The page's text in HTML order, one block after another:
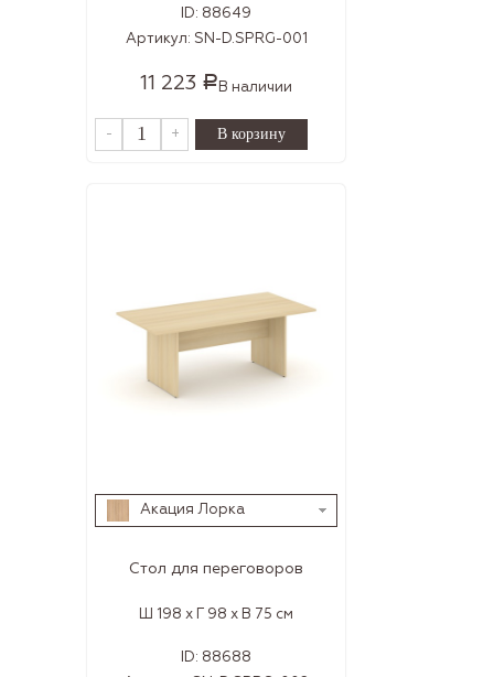
ID: 88649
Артикул: SN-D.SPRG-001
11 223 Р В наличии
- +
Акация Лорка
Стол для переговоров
Ш 198 x Г 98 x В 75 см
ID: 88688